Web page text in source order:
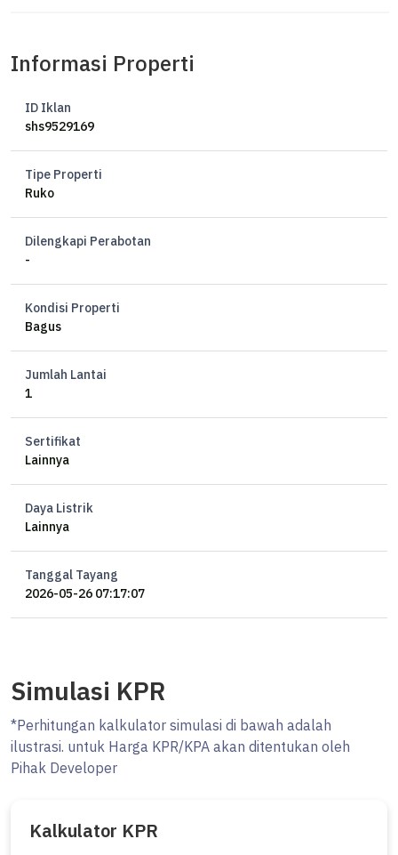
Informasi Properti
ID Iklan
shs9529169
Tipe Properti
Ruko
Dilengkapi Perabotan
-
Kondisi Properti
Bagus
Jumlah Lantai
1
Sertifikat
Lainnya
Daya Listrik
Lainnya
Tanggal Tayang
2026-05-26 07:17:07
Simulasi KPR
*Perhitungan kalkulator simulasi di bawah adalah
ilustrasi. untuk Harga KPR/KPA akan ditentukan oleh
Pihak Developer
Kalkulator KPR